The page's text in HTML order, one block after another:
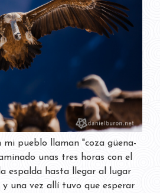
mi pueblo llaman "coza güena-
unas tres horas con el
espalda hasta llegar al lugar
una vez allí tuvo que esperar